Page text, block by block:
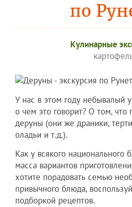
по
Кулинарные
У нас в этом году небывалый
о чем это говорит? О том, что
деруны (они же драники,
оладьи и т.д.).
Как у всякого национального
масса вариантов
хотите порадовать семью
привычного блюда,
подборкой рецептов.